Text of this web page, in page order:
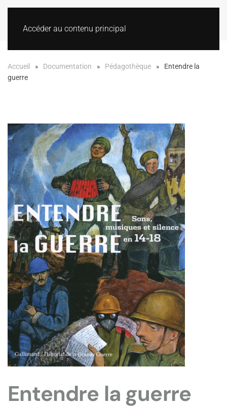
Accéder au contenu principal
Accueil Documentation Pédagothèque
Entendre la
guerre
Entendre la guerre